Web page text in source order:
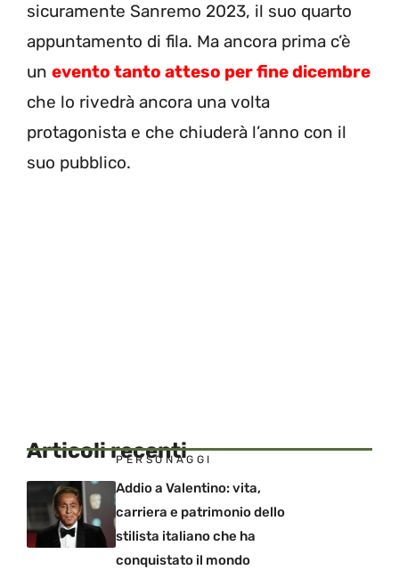
sicuramente Sanremo 2023, il suo quarto
appuntamento di fila. Ma ancora prima c’è
un evento tanto atteso per fine dicembre
che lo rivedrà ancora una volta
protagonista e che chiuderà l’anno con il
suo pubblico.
Articoli recenti
PERSONAGGI
Addio a Valentino: vita,
carriera e patrimonio dello
stilista italiano che ha
conquistato il mondo